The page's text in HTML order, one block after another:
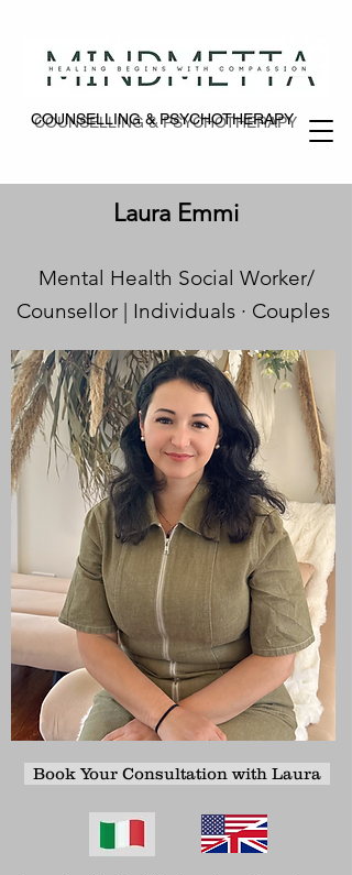
COUNSELLING & PSYCHOTHERAPY
COUNSELLING & PSYCHOTHERAPY
Laura Emmi
Mental Health Social Worker/
Counsellor | Individuals · Couples
Book Your Consultation with Laura